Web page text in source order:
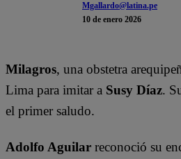
Mgallardo@latina.pe
10 de enero 2026
Milagros, una obstetra
Lima para imitar a Susy Díaz.
el primer saludo.
Adolfo Aguilar reconoció su